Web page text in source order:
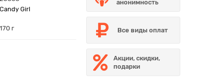
Candy Girl
170 г
анонимность
Все виды оплат
Акции, скидки,
подарки